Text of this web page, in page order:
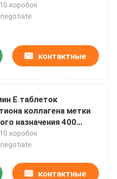
коробок
контактные
Е таблеток
коллагена метки
назначения 400
МЕ Софтгель для кожи
коробок
контактные